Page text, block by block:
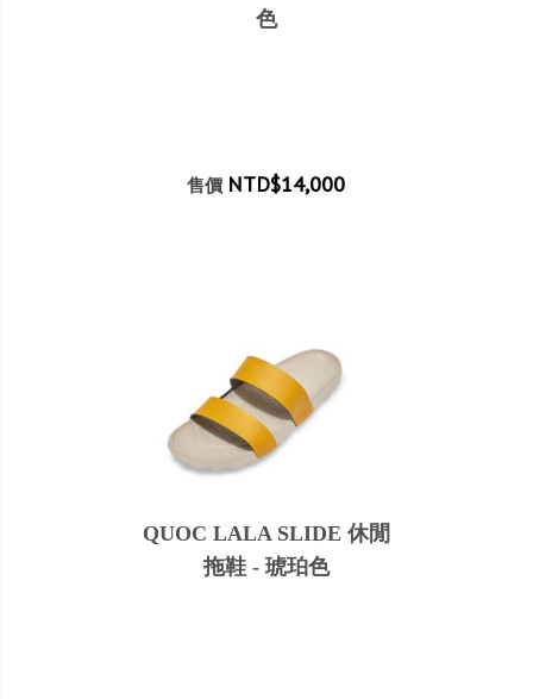
色
售價 NTD$14,000
QUOC LALA SLIDE 休閒
拖鞋 - 琥珀色